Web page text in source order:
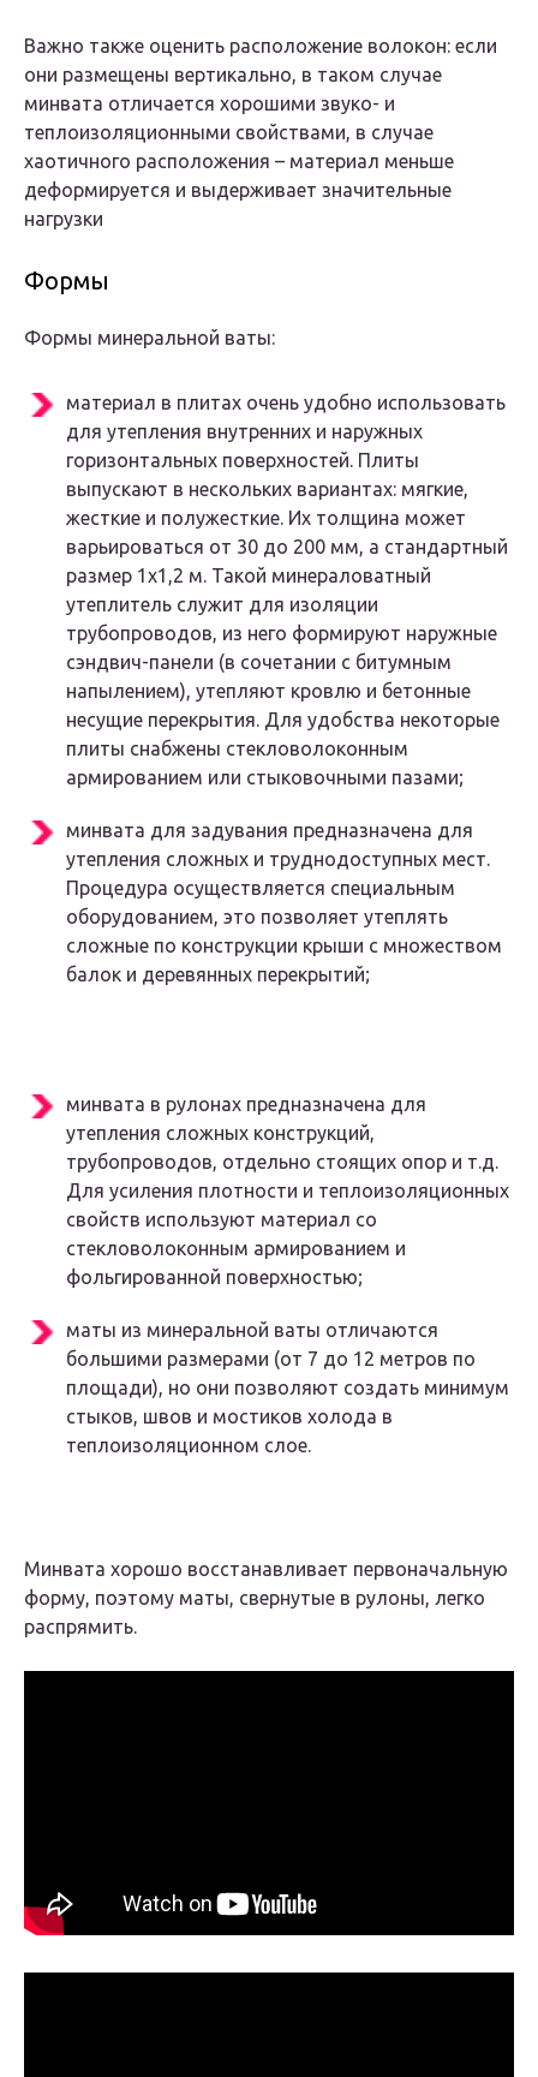
Важно также оценить расположение волокон: если
они размещены вертикально, в таком случае
минвата отличается хорошими звуко- и
теплоизоляционными свойствами, в случае
хаотичного расположения – материал меньше
деформируется и выдерживает значительные
нагрузки
Формы
Формы минеральной ваты:
материал в плитах очень удобно использовать
для утепления внутренних и наружных
горизонтальных поверхностей. Плиты
выпускают в нескольких вариантах: мягкие,
жесткие и полужесткие. Их толщина может
варьироваться от 30 до 200 мм, а стандартный
размер 1х1,2 м. Такой минераловатный
утеплитель служит для изоляции
трубопроводов, из него формируют наружные
сэндвич-панели (в сочетании с битумным
напылением), утепляют кровлю и бетонные
несущие перекрытия. Для удобства некоторые
плиты снабжены стекловолоконным
армированием или стыковочными пазами;
минвата для задувания предназначена для
утепления сложных и труднодоступных мест.
Процедура осуществляется специальным
оборудованием, это позволяет утеплять
сложные по конструкции крыши с множеством
балок и деревянных перекрытий;
минвата в рулонах предназначена для
утепления сложных конструкций,
трубопроводов, отдельно стоящих опор и т.д.
Для усиления плотности и теплоизоляционных
свойств используют материал со
стекловолоконным армированием и
фольгированной поверхностью;
маты из минеральной ваты отличаются
большими размерами (от 7 до 12 метров по
площади), но они позволяют создать минимум
стыков, швов и мостиков холода в
теплоизоляционном слое.
Минвата хорошо восстанавливает первоначальную
форму, поэтому маты, свернутые в рулоны, легко
распрямить.